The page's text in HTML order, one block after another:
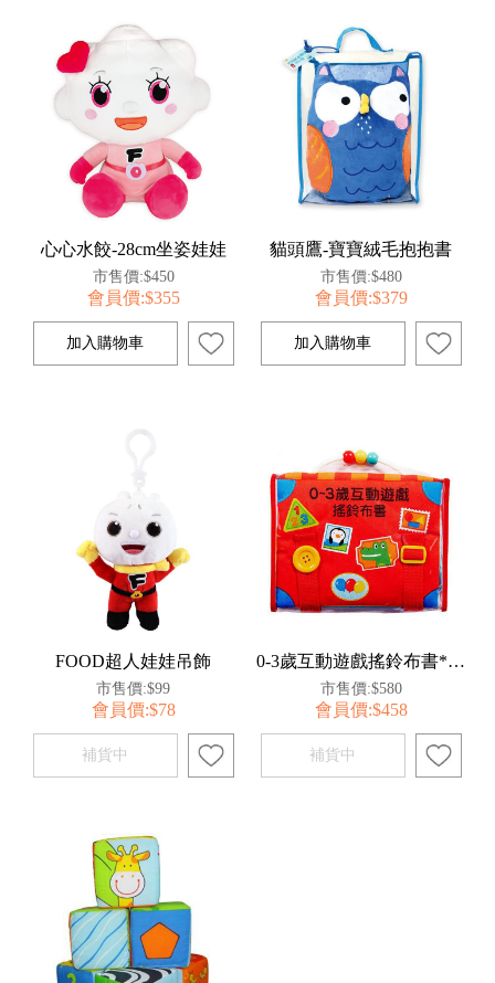
心心水餃-28cm坐姿娃娃
市售價:$450
會員價:$355
貓頭鷹-寶寶絨毛抱抱書
市售價:$480
會員價:$379
FOOD超人娃娃吊飾
市售價:$99
會員價:$78
0-3歲互動遊戲搖鈴布書*新版*
市售價:$580
會員價:$458